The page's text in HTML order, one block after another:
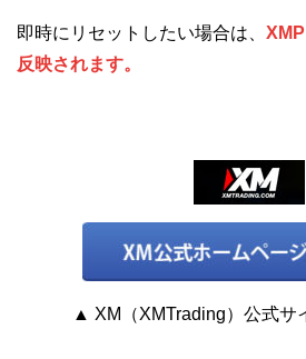
即時にリセットしたい場合は、
反映されます。
▲ XM（XMTrading）公式サ